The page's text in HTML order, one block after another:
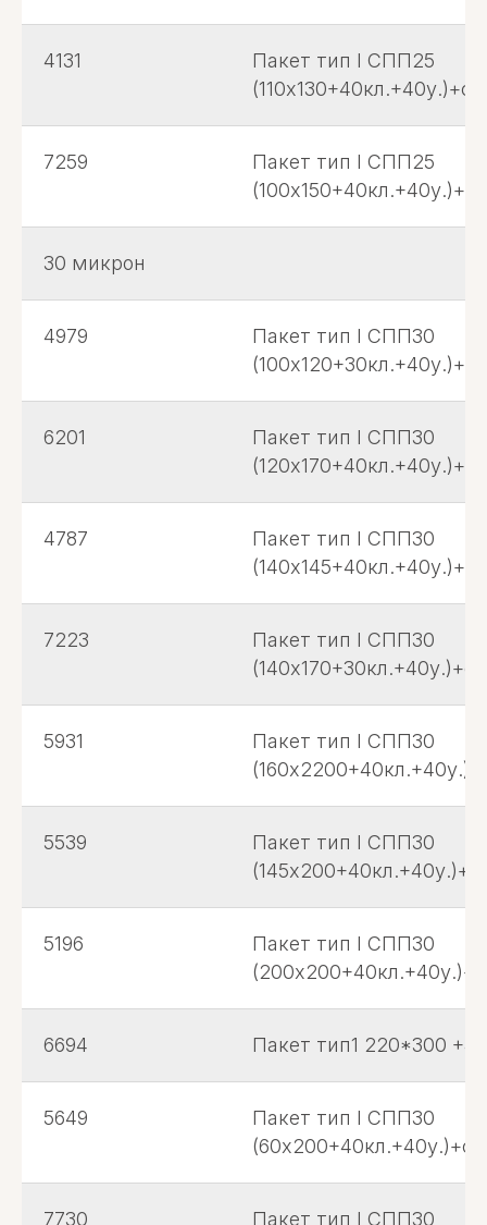
4131
Пакет тип I СПП25
7259
Пакет тип I СПП25
30 микрон
4979
Пакет тип I СПП30
6201
Пакет тип I СПП30
4787
Пакет тип I СПП30
7223
Пакет тип I СПП30
5931
Пакет тип I СПП30
5539
Пакет тип I СПП30
5196
Пакет тип I СПП30
6694 Пакет тип1 220*300
5649
Пакет тип I СПП30
7730 Пакет тип I СПП30